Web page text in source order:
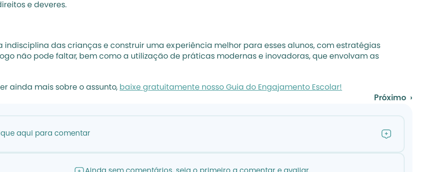
e deveres.
indisciplina das crianças e construir uma experiência melhor para esses alunos, com estratégias
não pode faltar, bem como a utilização de práticas modernas e inovadoras, que envolvam as
ainda mais sobre o assunto, baixe gratuitamente nosso Guia do Engajamento Escolar!
Próximo  ›
aqui para comentar